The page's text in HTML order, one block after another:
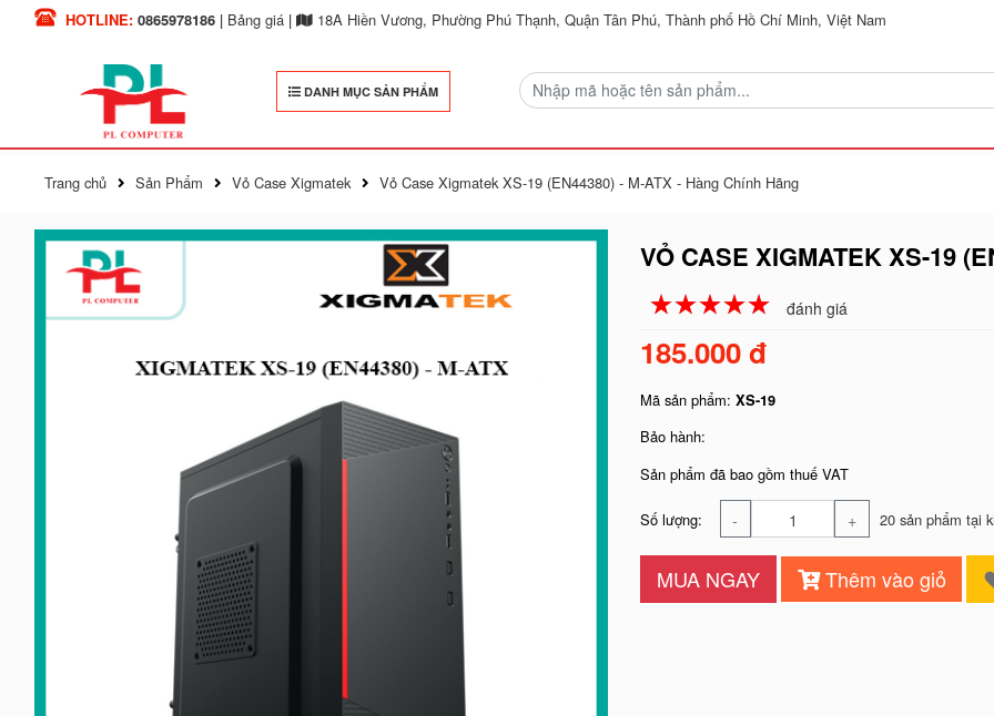
HOTLINE: 0865978186| Bảng giá| 18A Hiền Vương, Phường Phú Thạnh, Quận Tân Phú, Thành phố Hồ Chí Minh, Việt Nam
DANH MỤC SẢN PHẨM
Trang chủ Sản Phẩm Vỏ Case Xigmatek Vỏ Case Xigmatek XS-19 (EN44380) - M-ATX - Hàng Chính Hãng
VỎ CASE XIGMATEK XS-19
☆☆☆☆☆
★★★★★ đánh giá
185.000 đ
Mã sản phẩm: XS-19
Bảo hành:
Sản phẩm đã bao gồm thuế VAT
Số lượng: - + 20 sản phẩm tại
MUA NGAY Thêm vào giỏ